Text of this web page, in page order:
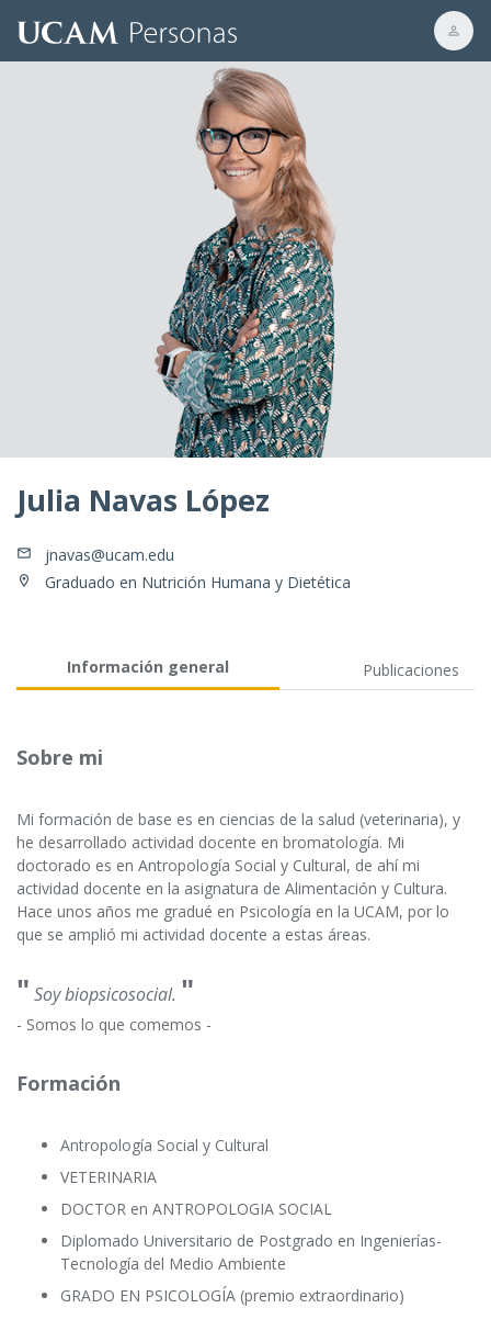
Julia Navas López
jnavas@ucam.edu
Graduado en Nutrición Humana y Dietética
Información general Publicaciones
Sobre mi
Mi formación de base es en ciencias de la salud (veterinaria), y
he desarrollado actividad docente en bromatología. Mi
doctorado es en Antropología Social y Cultural, de ahí mi
actividad docente en la asignatura de Alimentación y Cultura.
Hace unos años me gradué en Psicología en la UCAM, por lo
que se amplió mi actividad docente a estas áreas.
" Soy biopsicosocial. "
- Somos lo que comemos -
Formación
Antropología Social y Cultural
VETERINARIA
DOCTOR en ANTROPOLOGIA SOCIAL
Diplomado Universitario de Postgrado en Ingenierías-
Tecnología del Medio Ambiente
GRADO EN PSICOLOGÍA (premio extraordinario)